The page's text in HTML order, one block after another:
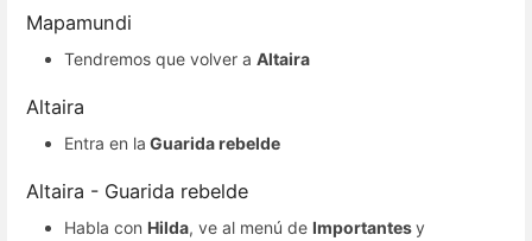
Mapamundi
Tendremos que volver a Altaira
Altaira
Entra en la Guarida rebelde
Altaira - Guarida rebelde
Habla con Hilda, ve al menú de Importantesy